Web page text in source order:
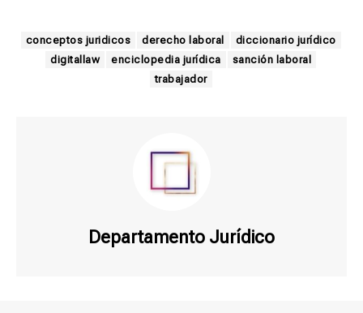
conceptos juridicos derecho laboral
diccionario jurídico
digitallaw
enciclopedia jurídica
sanción laboral
trabajador
Departamento Jurídico